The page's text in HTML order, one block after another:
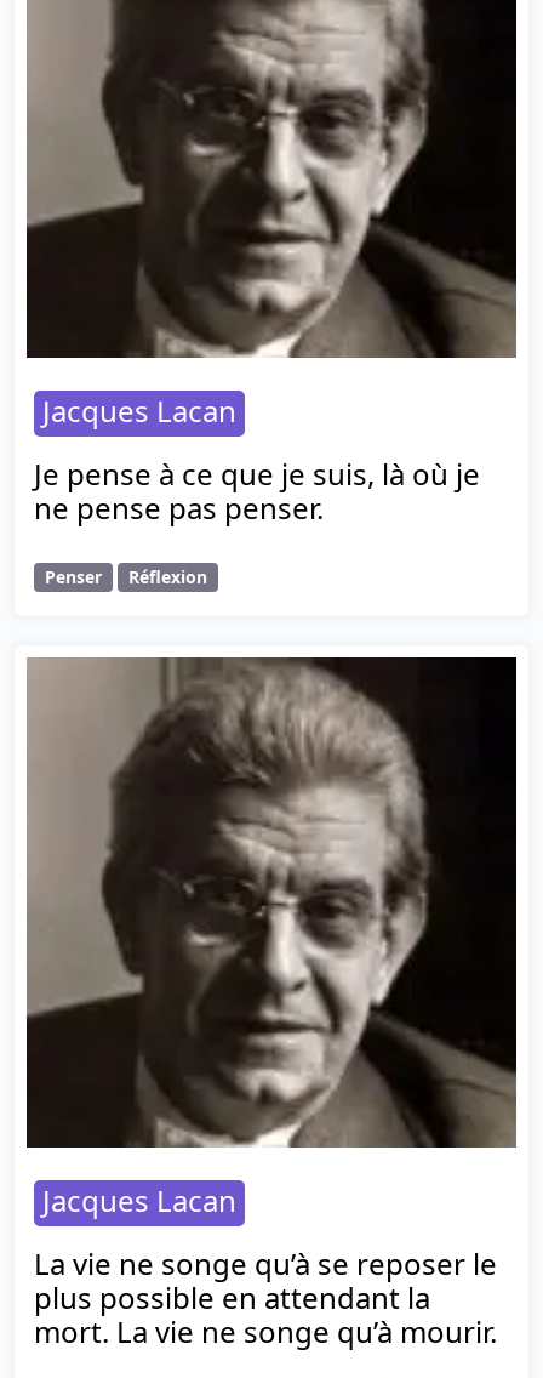
Jacques Lacan
Je pense à ce que je suis, là où je
ne pense pas penser.
Penser Réflexion
Jacques Lacan
La vie ne songe qu’à se reposer le
plus possible en attendant la
mort. La vie ne songe qu’à mourir.